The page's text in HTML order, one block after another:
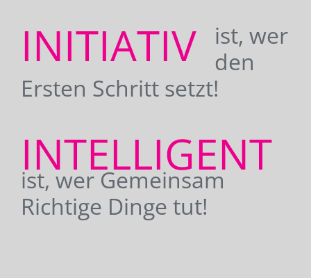
INITIATIV
ist, wer
den
Ersten Schritt setzt!
INTELLIGENT
ist, wer Gemeinsam
Richtige Dinge tut!